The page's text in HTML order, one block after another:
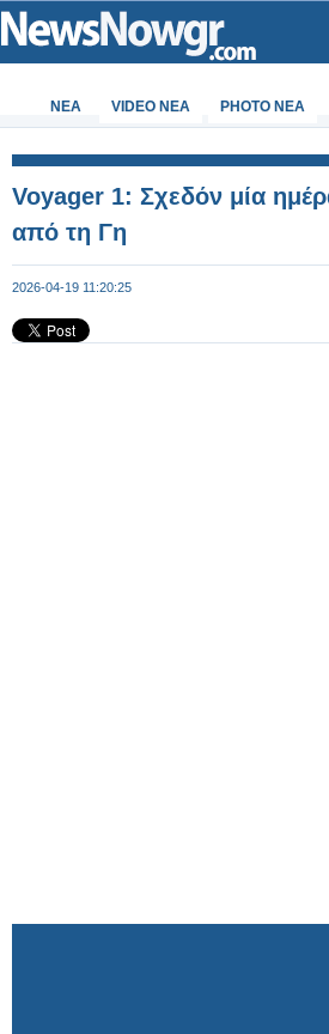
ΝΕΑ VIDEO NEA PHOTO NEA
Voyager 1: Σχεδόν μία
από τη Γη
2026-04-19 11:20:25